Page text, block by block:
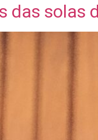
das solas